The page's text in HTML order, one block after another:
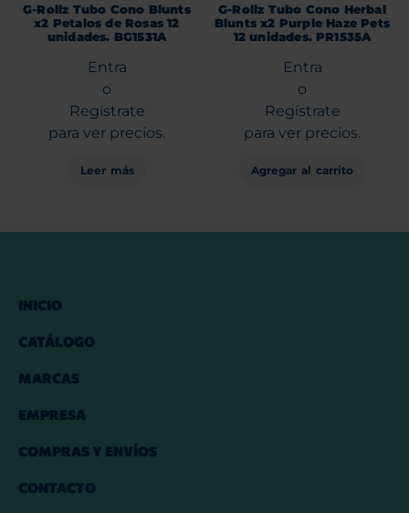
G-Rollz Tubo Cono Blunts
x2 Petalos de Rosas 12
unidades. BG1531A
Entra
o
Regístrate
para ver precios.
Leer más
G-Rollz Tubo Cono Herbal
Blunts x2 Purple Haze Pets
12 unidades. PR1535A
Entra
o
Regístrate
para ver precios.
Agregar al carrito
INICIO
CATÁLOGO
MARCAS
EMPRESA
COMPRAS Y ENVÍOS
CONTACTO